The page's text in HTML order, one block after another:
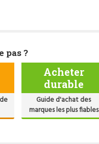
pas ?
Acheter
durable
Guide d'achat des
marques les plus fiables